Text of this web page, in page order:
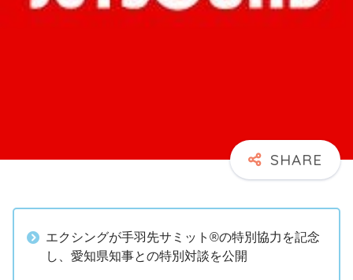
エクシングが手羽先サミット®の特別協力を記念
し、愛知県知事との特別対談を公開